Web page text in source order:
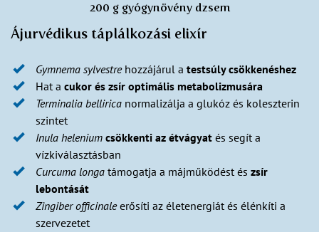
200 g gyógynövény dzsem
Ájurvédikus táplálkozási elixír
Gymnema sylvestre hozzájárul a testsúly csökkenéshez
Hat a cukor és zsír optimális metabolizmusára
Terminalia bellirica normalizálja a glukóz és koleszterin
szintet
Inula helenium csökkenti az étvágyat és segít a
vízkiválasztásban
Curcuma longa támogatja a májműködést és zsír
lebontását
Zingiber officinaleerősíti az életenergiát és élénkíti a
szervezetet